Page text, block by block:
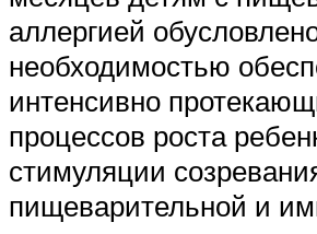
аллергией
необходимостью
интенсивно
процессов роста
стимуляции
пищеварительной и